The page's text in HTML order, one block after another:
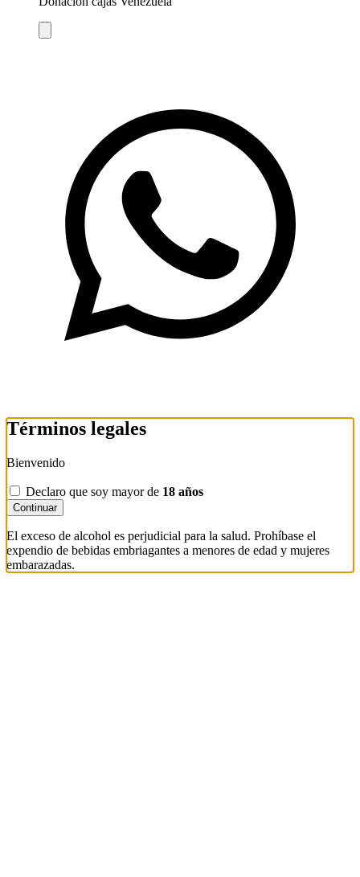
Términos legales
Bienvenido
Declaro que soy mayor de 18 años
Continuar
El exceso de alcohol es perjudicial para la salud. Prohíbase el
expendio de bebidas embriagantes a menores de edad y mujeres
embarazadas.